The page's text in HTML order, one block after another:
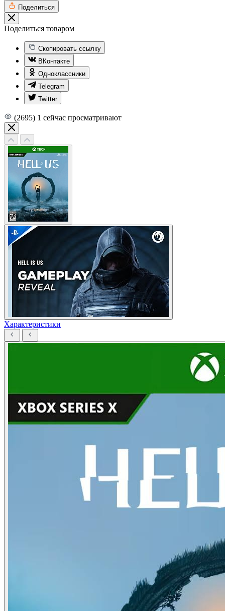
Поделиться
Поделиться товаром
Скопировать ссылку
ВКонтакте
Одноклассники
Telegram
Twitter
(2695) 1 сейчас просматривают
Характеристики